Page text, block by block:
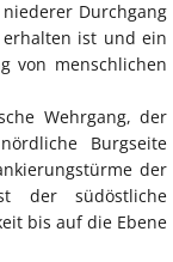
Durchgang
ist und ein
von menschlichen
Wehrgang, der
Burgseite
der
der südöstliche
bis auf die Ebene